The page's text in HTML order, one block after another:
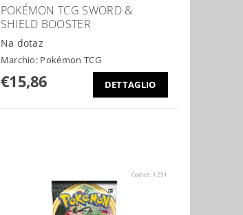
POKÉMON TCG SWORD &
SHIELD BOOSTER
Na dotaz
Marchio: Pokémon TCG
€15,86 DETTAGLIO
Codice: 1251